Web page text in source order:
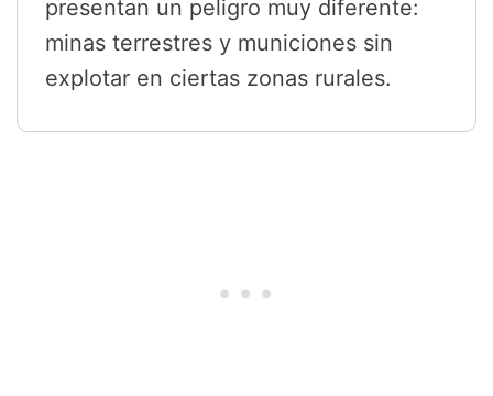
presentan un peligro muy diferente:
minas terrestres y municiones sin
explotar en ciertas zonas rurales.